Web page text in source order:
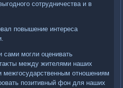
сотрудничества и в
повышение интереса
могли оценивать
между жителями наших
межгосударственным отношениям
позитивный фон для наших